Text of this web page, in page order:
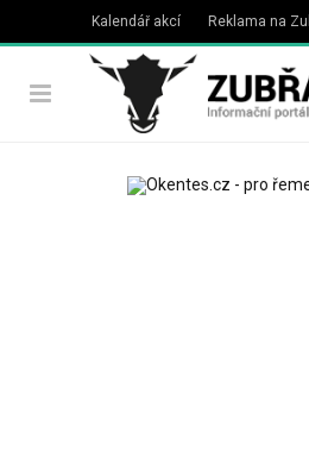
Kalendář akcí Reklama na